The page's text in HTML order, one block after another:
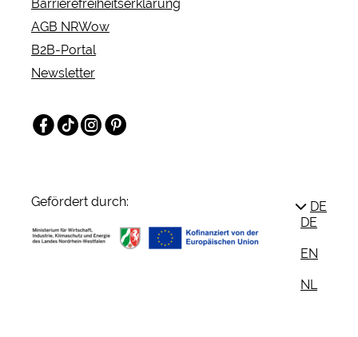
Barrierefreiheitserklärung
AGB NRWow
B2B-Portal
Newsletter
Facebook
TikTokInstagramPinterest
Gefördert durch:
DE
DE
EN
NL